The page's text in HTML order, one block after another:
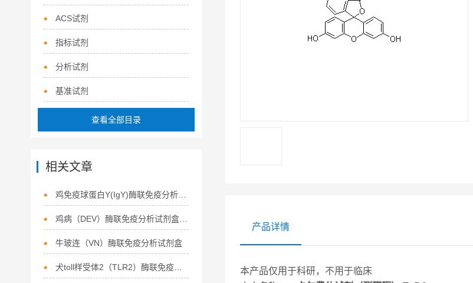
产品详情
本产品仅用于科研，不用于临床
ACS试剂
指标试剂
分析试剂
基准试剂
查看全部目录
相关文章
鸡免疫球蛋白Y(IgY)酶联免疫分析试剂盒注意事项
鸡病（DEV）酶联免疫分析试剂盒使用
牛玻连（VN）酶联免疫分析试剂盒
犬toll样受体2（TLR2）酶联免疫分析试剂盒